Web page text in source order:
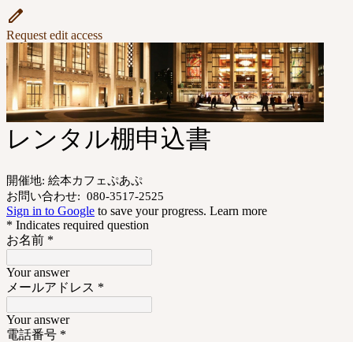
Request edit access
レンタル棚申込書
開催地: 絵本カフェぷあぷ
お問い合わせ: 080-3517-2525
Sign in to Google to save your progress. Learn more
* Indicates required question
お名前 *
Your answer
メールアドレス *
Your answer
電話番号 *